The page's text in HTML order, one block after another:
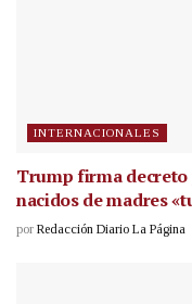
INTERNACIONALES
Trump firma decreto
nacidos de madres
por Redacción Diario La Página